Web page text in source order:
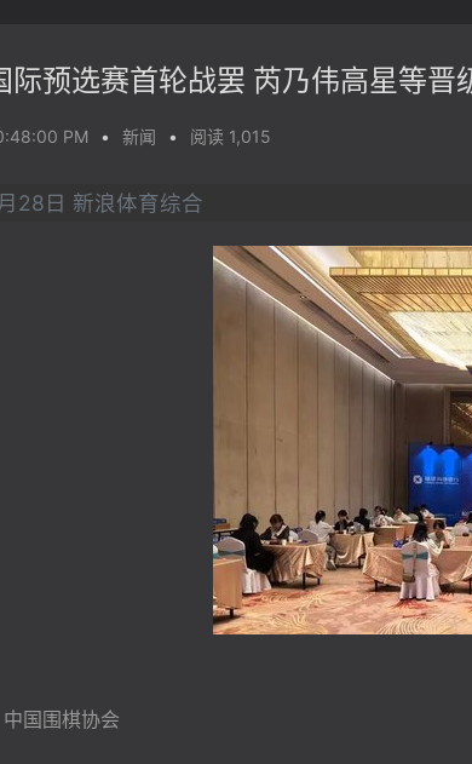
际预选赛首轮战罢 芮乃伟高星等晋
PM • 新闻 • 阅读 1,015
28日 新浪体育综合
国围棋协会